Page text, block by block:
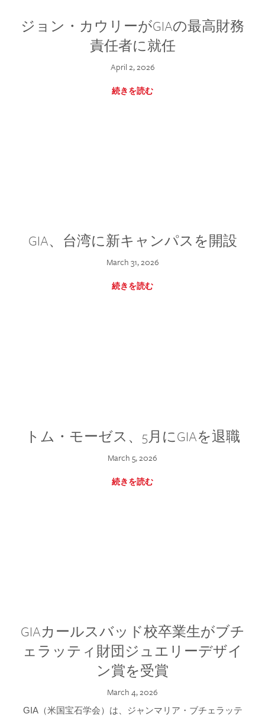
ジョン・カウリーがGIAの最高財務
責任者に就任
April 2, 2026
続きを読む
GIA、台湾に新キャンパスを開設
March 31, 2026
続きを読む
トム・モーゼス、5月にGIAを退職
March 5, 2026
続きを読む
GIAカールスバッド校卒業生がブチ
ェラッティ財団ジュエリーデザイ
ン賞を受賞
March 4, 2026
GIA（米国宝石学会）は、ジャンマリア・ブチェラッテ